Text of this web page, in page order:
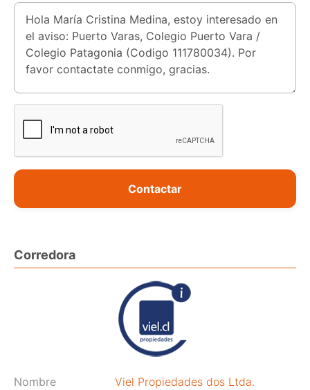
Contactar
Corredora
Nombre
Viel Propiedades dos Ltda.